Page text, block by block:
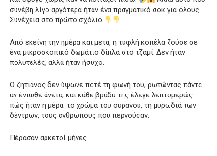
συνέβη λίγο αργότερα ήταν ένα πραγματικό σοκ για όλους.
Συνέχεια στο πρώτο σχόλιο
Από εκείνη την ημέρα και μετά, η τυφλή κοπέλα ζούσε σε
ένα μικροσκοπικό δωμάτιο δίπλα στο τζαμί. Δεν ήταν
πολυτελές, αλλά ήταν ήσυχο.
Ο ζητιάνος δεν ύψωνε ποτέ τη φωνή του, ρωτώντας πάντα
αν ένιωθε άνετα, και κάθε βράδυ της έλεγε λεπτομερώς
πώς ήταν η μέρα: το χρώμα του ουρανού, τη μυρωδιά των
δέντρων, τους ανθρώπους που περνούσαν.
Πέρασαν αρκετοί μήνες.